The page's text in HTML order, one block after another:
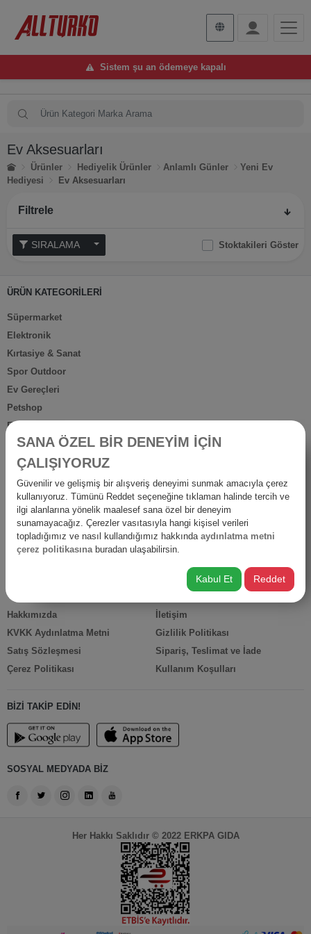
Sistem şu an ödemeye kapalı
Ev Aksesuarları
Ürünler Hediyelik Ürünler Anlamlı Günler
Yeni Ev
Hediyesi
Ev Aksesuarları
Filtrele
Stoktakileri Göster
ÜRÜN KATEGORİLERİ
Süpermarket
Elektronik
Kırtasiye & Sanat
Spor Outdoor
Ev Gereçleri
Petshop
Ev Dışı Tüketim
Kişisel Bakım
Anne Bebek
İş Yerine Özel
Oto-Yapı-Bahçe
Hediyelik Ürünler
Diğer Ürünler
İsraf
Hakkımızda
KVKK Aydınlatma Metni
Satış Sözleşmesi
Çerez Politikası
İletişim
Gizlilik Politikası
Sipariş, Teslimat ve İade
Kullanım Koşulları
BİZİ TAKİP EDİN!
SOSYAL MEDYADA BİZ
Her Hakkı Saklıdır © 2022 ERKPA GIDA
SANA ÖZEL BİR DENEYİM İÇİN
ÇALIŞIYORUZ
Güvenilir ve gelişmiş bir alışveriş deneyimi sunmak amacıyla çerez
kullanıyoruz. Tümünü Reddet seçeneğine tıklaman halinde tercih ve
ilgi alanlarına yönelik maalesef sana özel bir deneyim
sunamayacağız. Çerezler vasıtasıyla hangi kişisel verileri
topladığımız ve nasıl kullandığımız hakkında aydınlatma metni
çerez politikasınaburadan ulaşabilirsin.
Kabul Et Reddet